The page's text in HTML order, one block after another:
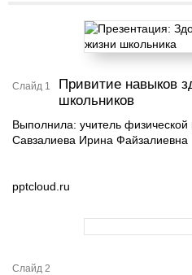
Слайд 1
Привитие навыков
школьников
Выполнила: учитель физической
Савзалиева Ирина Файзалиевна
pptcloud.ru
Слайд 2